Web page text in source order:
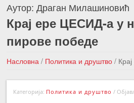
Аутор:Драган Милашиновић
Крај ере ЦЕСИД-а у
пирове победе
Насловна / Политика и друштво /
Вучићеве пирове победе
←Претходна
Категорија: Политика и друштво /